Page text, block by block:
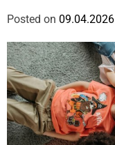
Posted on 09.04.2026